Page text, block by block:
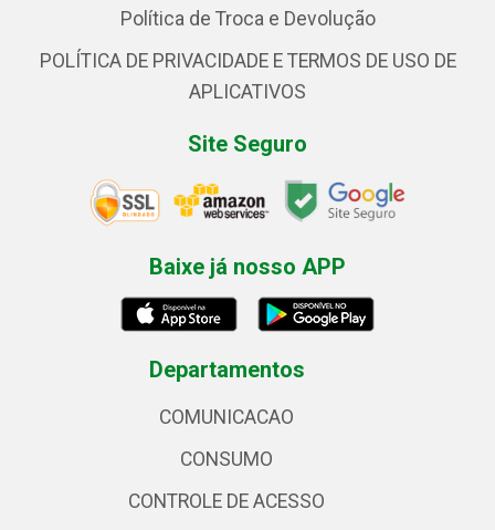
Política de Troca e Devolução
POLÍTICA DE PRIVACIDADE E TERMOS DE USO DE
APLICATIVOS
Site Seguro
Baixe já nosso APP
Departamentos
COMUNICACAO
CONSUMO
CONTROLE DE ACESSO